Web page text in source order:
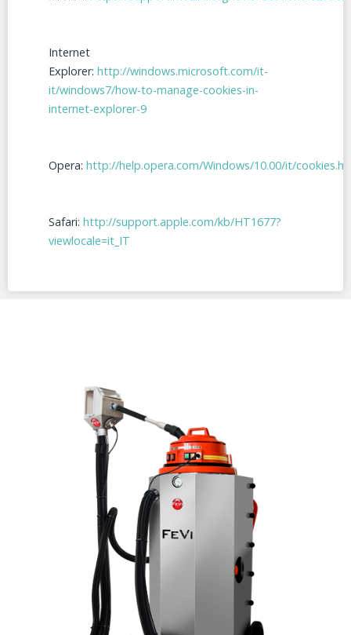
Internet
Explorer: http://windows.microsoft.com/it-
it/windows7/how-to-manage-cookies-in-
internet-explorer-9
Opera: http://help.opera.com/Windows/10.00/it/
Safari: http://support.apple.com/kb/HT1677?
viewlocale=it_IT